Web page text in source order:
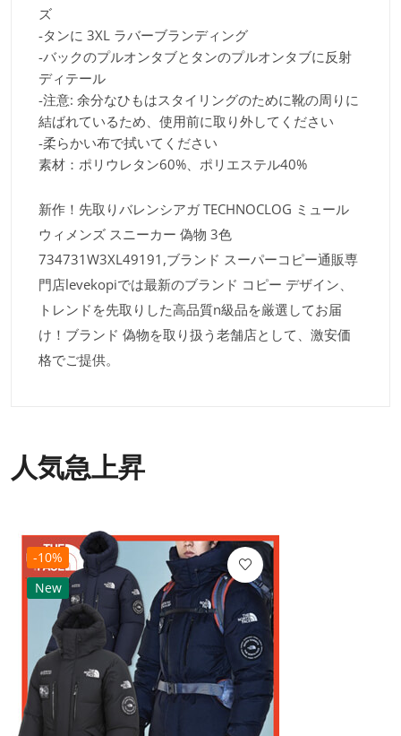
ズ
-タンに 3XL ラバーブランディング
-バックのプルオンタブとタンのプルオンタブに反射
ディテール
-注意: 余分なひもはスタイリングのために靴の周りに
結ばれているため、使用前に取り外してください
-柔らかい布で拭いてください
素材：ポリウレタン60%、ポリエステル40%
新作！先取りバレンシアガ TECHNOCLOG ミュール
ウィメンズ スニーカー 偽物 3色
734731W3XL49191,ブランド スーパーコピー通販専
門店levekopiでは最新のブランド コピー デザイン、
トレンドを先取りした高品質n級品を厳選してお届
け！ブランド 偽物を取り扱う老舗店として、激安価
格でご提供。
人気急上昇
-10%
New